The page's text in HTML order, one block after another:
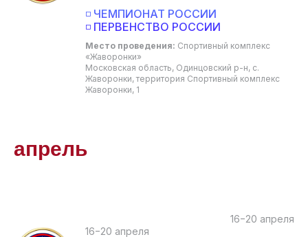
◽ ЧЕМПИОНАТ РОССИИ
◽ ПЕРВЕНСТВО РОССИИ
Место проведения: Спортивный комплекс
«Жаворонки»
Московская область, Одинцовский р-н, с.
Жаворонки, территория Спортивный комплекс
Жаворонки, 1
апрель
16−20 апреля
16−20 апреля